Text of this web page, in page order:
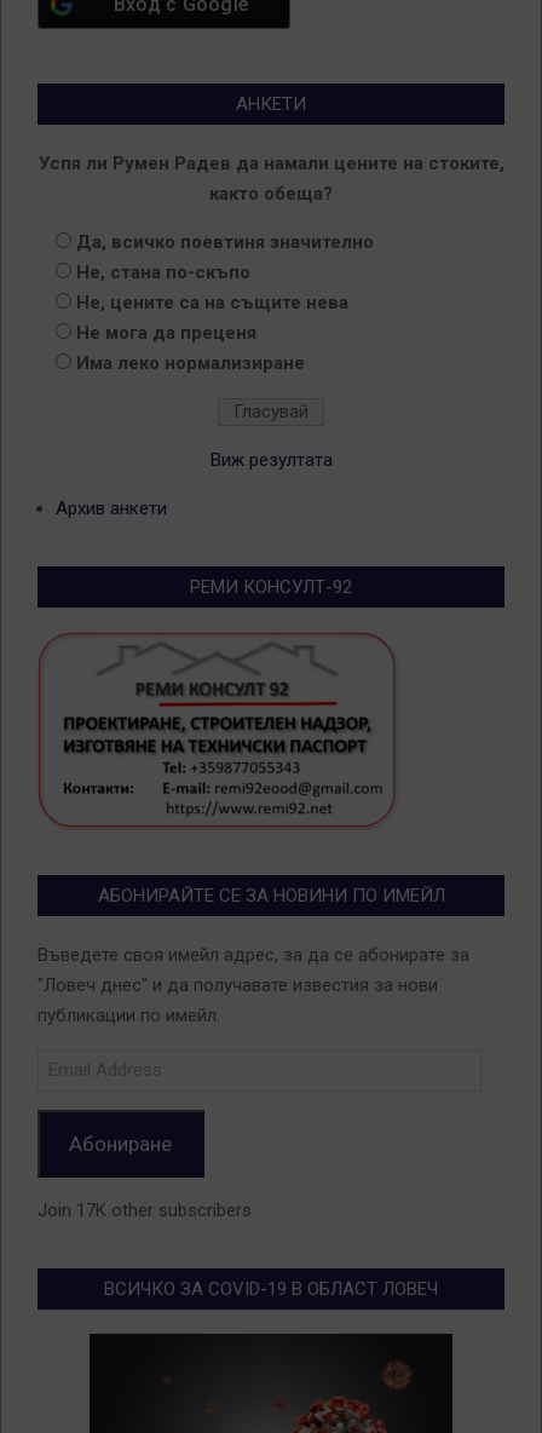
Вход с Google
АНКЕТИ
Успя ли Румен Радев да намали цените на стоките,
както обеща?
Да, всичко поевтиня значително
Не, стана по-скъпо
Не, цените са на същите нева
Не мога да преценя
Има леко нормализиране
Виж резултата
Архив анкети
РЕМИ КОНСУЛТ-92
АБОНИРАЙТЕ СЕ ЗА НОВИНИ ПО ИМЕЙЛ
Въведете своя имейл адрес, за да се абонирате за
"Ловеч днес" и да получавате известия за нови
публикации по имейл.
Абониране
Join 17K other subscribers
ВСИЧКО ЗА COVID-19 В ОБЛАСТ ЛОВЕЧ